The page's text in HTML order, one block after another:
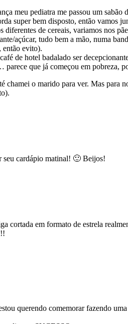
meu pediatra me passou um
super bem disposto, então vamos
diferentes de cereais, variamos nos
açúcar, tudo bem a mão, numa
então evito).
de hotel badalado ser
que já começou em pobreza,
chamei o marido para ver. Mas para
seu cardápio matinal! 🙂 Beijos!
cortada em formato de estrela
querendo comemorar fazendo